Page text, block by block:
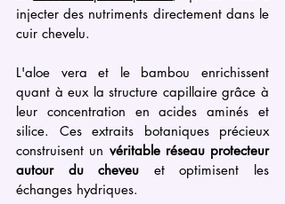
injecter des nutriments directement dans le
cuir chevelu.
L'aloe vera et le bambou enrichissent
quant à eux la structure capillaire grâce à
leur concentration en acides aminés et
silice. Ces extraits botaniques précieux
construisent un véritable réseau protecteur
autour du cheveu et optimisent les
échanges hydriques.